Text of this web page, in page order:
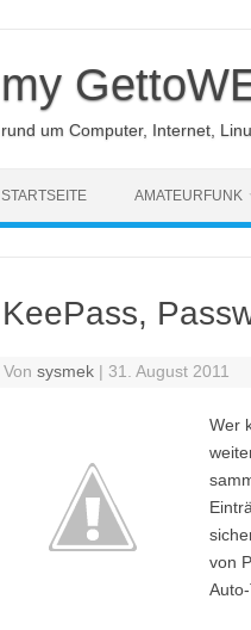
my
rund um Computer, Internet,
STARTSEITE AMATEURFUNK
KeePass,
Vonsysmek | 31. August 2011
Wer
von